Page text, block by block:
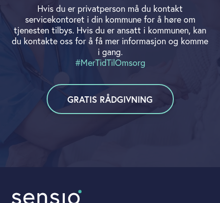
Hvis du er privatperson må du kontakt
servicekontoret i din kommune for å høre om
tjenesten tilbys. Hvis du er ansatt i kommunen, kan
du kontakte oss for å få mer informasjon og komme
i gang.
#MerTidTilOmsorg
GRATIS RÅDGIVNING